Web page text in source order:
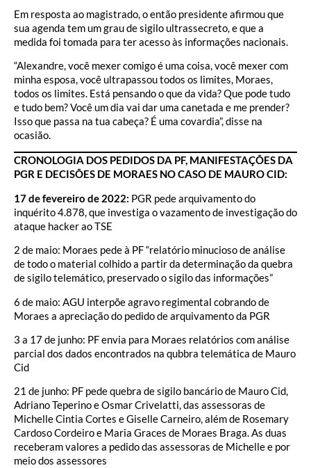
Em resposta ao magistrado, o então presidente afirmou que
sua agenda tem um grau de sigilo ultrassecreto, e que a
medida foi tomada para ter acesso às informações nacionais.
“Alexandre, você mexer comigo é uma coisa, você mexer com
minha esposa, você ultrapassou todos os limites, Moraes,
todos os limites. Está pensando o que da vida? Que pode tudo
e tudo bem? Você um dia vai dar uma canetada e me prender?
Isso que passa na tua cabeça? É uma covardia”, disse na
ocasião.
CRONOLOGIA DOS PEDIDOS DA PF, MANIFESTAÇÕES DA
PGR E DECISÕES DE MORAES NO CASO DE MAURO CID:
17 de fevereiro de 2022: PGR pede arquivamento do
inquérito 4.878, que investiga o vazamento de investigação do
ataque hacker ao TSE
2 de maio: Moraes pede à PF “relatório minucioso de análise
de todo o material colhido a partir da determinação da quebra
de sigilo telemático, preservado o sigilo das informações”
6 de maio: AGU interpõe agravo regimental cobrando de
Moraes a apreciação do pedido de arquivamento da PGR
3 a 17 de junho: PF envia para Moraes relatórios com análise
parcial dos dados encontrados na qubbra telemática de Mauro
Cid
21 de junho: PF pede quebra de sigilo bancário de Mauro Cid,
Adriano Teperino e Osmar Crivelatti, das assessoras de
Michelle Cintia Cortes e Giselle Carneiro, além de Rosemary
Cardoso Cordeiro e Maria Graces de Moraes Braga. As duas
receberam valores a pedido das assessoras de Michelle e por
meio dos assessores